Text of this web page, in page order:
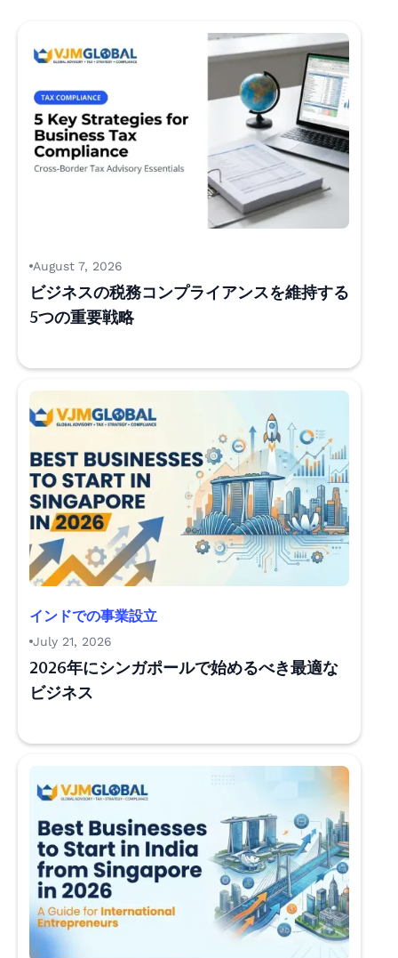
August 7, 2026
ビジネスの税務コンプライアンスを維持する
5つの重要戦略
インドでの事業設立
July 21, 2026
2026年にシンガポールで始めるべき最適な
ビジネス